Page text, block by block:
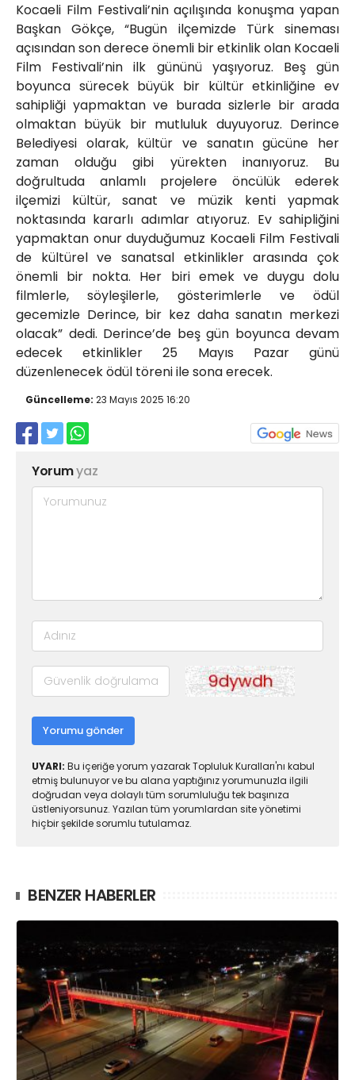
Kocaeli Film Festivali’nin açılışında konuşma yapan
Başkan Gökçe, “Bugün ilçemizde Türk sineması
açısından son derece önemli bir etkinlik olan Kocaeli
Film Festivali’nin ilk gününü yaşıyoruz. Beş gün
boyunca sürecek büyük bir kültür etkinliğine ev
sahipliği yapmaktan ve burada sizlerle bir arada
olmaktan büyük bir mutluluk duyuyoruz. Derince
Belediyesi olarak, kültür ve sanatın gücüne her
zaman olduğu gibi yürekten inanıyoruz. Bu
doğrultuda anlamlı projelere öncülük ederek
ilçemizi kültür, sanat ve müzik kenti yapmak
noktasında kararlı adımlar atıyoruz. Ev sahipliğini
yapmaktan onur duyduğumuz Kocaeli Film Festivali
de kültürel ve sanatsal etkinlikler arasında çok
önemli bir nokta. Her biri emek ve duygu dolu
filmlerle, söyleşilerle, gösterimlerle ve ödül
gecemizle Derince, bir kez daha sanatın merkezi
olacak” dedi. Derince’de beş gün boyunca devam
edecek etkinlikler 25 Mayıs Pazar günü
düzenlenecek ödül töreni ile sona erecek.
Güncelleme: 23 Mayıs 2025 16:20
Yorumyaz
Yorumu gönder
UYARI: Bu içeriğe yorum yazarak Topluluk Kuralları'nı kabul
etmiş bulunuyor ve bu alana yaptığınız yorumunuzla ilgili
doğrudan veya dolaylı tüm sorumluluğu tek başınıza
üstleniyorsunuz. Yazılan tüm yorumlardan site yönetimi
hiçbir şekilde sorumlu tutulamaz.
BENZER HABERLER